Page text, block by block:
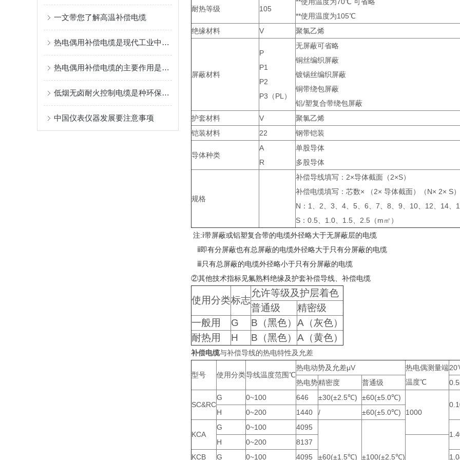
一文带您了解高温补偿电缆
热电偶用补偿电缆是现代工业中非常重要的测量设备
热电偶用补偿电缆的主要作用是什么？
低烟无卤耐火控制电缆是种环保且安全的电缆产品
中国仪表仪器发展要注意事项
耐热等级 105
**使用温度为105℃
绝缘材料
V 聚氯乙烯
屏蔽材料
P
P1
P2
P3（PL）
无屏蔽可省略
铜丝编织屏蔽
镀锡丝编织屏蔽
铜带绕包屏蔽
铝/塑复合带绕包屏蔽
护套材料
V
聚氯乙烯
铠装材料
22 钢带铠装
导体种类
A
R
单股导体
多股导体
规格
补偿导线填写：2×导体截面（2×S）
补偿电缆填写：芯数× （2× 导体截面）（N× 2× S）
N：1、2、3、4、5、6、7、8、9、10、12、14、
S：0.5、1.0、1.5、2.5（m㎡）
注:ⅰ带屏蔽或铝塑复合带的电缆外径略大于无屏蔽层的电缆
ⅱ即有分屏蔽也有总屏蔽的电缆外径略大于只有分屏蔽的电缆
ⅲ只有总屏蔽的电缆外径略小于只有分屏蔽的电缆
②其他技术指标见氟熟料绝缘及护套补偿导线、补偿电缆
使用分类标志
允许等级及护层着色
普通级
精密级
一般用
G B（黑色） A（灰色）
耐热用
H B（黑色） A（黄色）
补偿电缆与补偿导线的热电特性及允差
型号 使用分类导线温度范围℃
热电动势及允差μV
热电偶测量端
温度℃
热电势精密度 普通级
SC&RC
G 0~100 646 ±30(±2.5℃)
±60(±5.0℃)
1000
H
0~200 1440 / ±60(±5.0℃)
KCA
G 0~100 4095
±60(±1.5℃) ±100(±2.5℃)
H
0~200
8137
KCB
G 0~100 4095